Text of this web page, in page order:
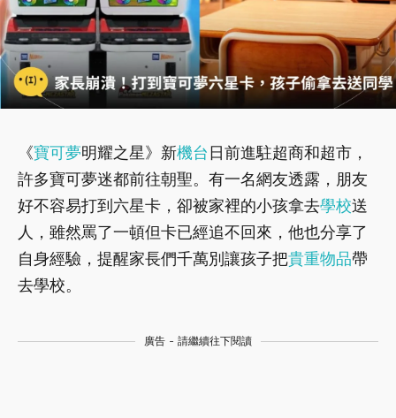
《寶可夢明耀之星》新機台 日前進駐超商和超市，
許多寶可夢迷都前往朝聖。有一名網友透露，朋友
好不容易打到六星卡，卻被家裡的小孩拿去學校送
人，雖然罵了一頓但卡已經追不回來，他也分享了
自身經驗，提醒家長們千萬別讓孩子把貴重物品帶
去學校。
廣告 - 請繼續往下閱讀